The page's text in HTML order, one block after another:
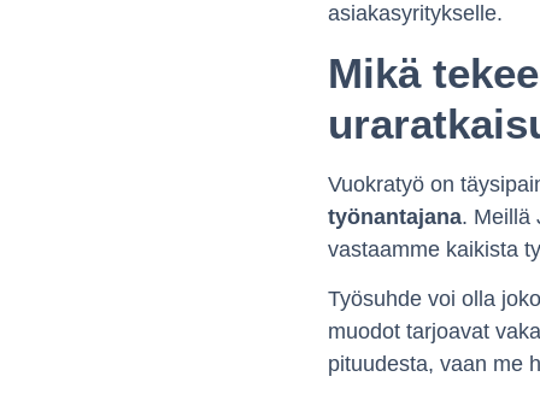
asiakasyritykselle.
Mikä
Vuokratyö on
työnantajana. Meillä
vastaamme kaikista
Työsuhde voi olla
muodot tarjoavat
pituudesta, vaan me